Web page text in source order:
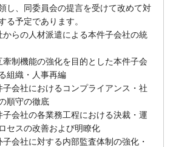
し、同委員会の提言を受けて改めて対
る予定であります。
らの人材派遣による本件子会社の統
制機能の強化を目的とした本件子会
組織・人事再編
会社におけるコンプライアンス・社
順守の徹底
会社の各業務工程における決裁・運
セスの改善および明瞭化
会社に対する内部監査体制の強化・